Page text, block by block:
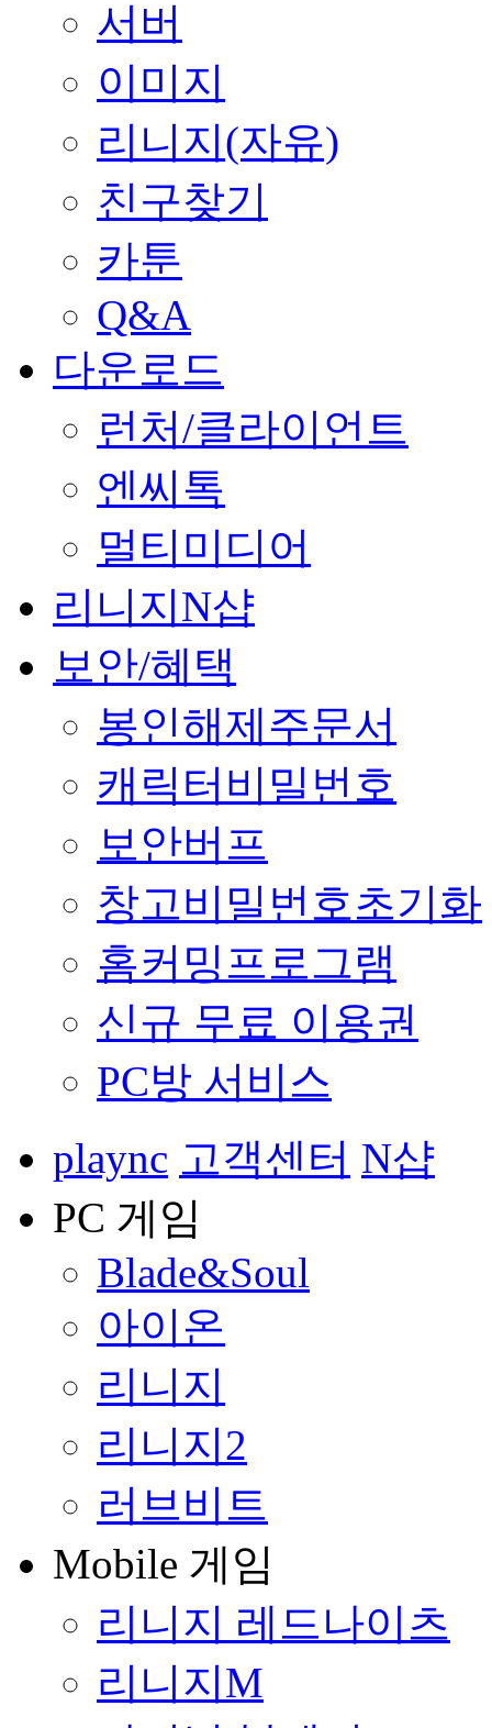
서버
이미지
리니지(자유)
친구찾기
카툰
Q&A
다운로드
런처/클라이언트
엔씨톡
멀티미디어
리니지N샵
보안/혜택
봉인해제주문서
캐릭터비밀번호
보안버프
창고비밀번호초기화
홈커밍프로그램
신규 무료 이용권
PC방 서비스
plaync 고객센터 N샵
PC 게임
Blade&Soul
아이온
리니지
리니지2
러브비트
Mobile 게임
리니지 레드나이츠
리니지M